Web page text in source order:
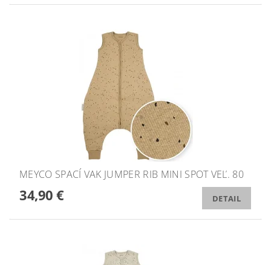
MEYCO SPACÍ VAK JUMPER RIB MINI SPOT VEĽ. 80
34,90 € DETAIL